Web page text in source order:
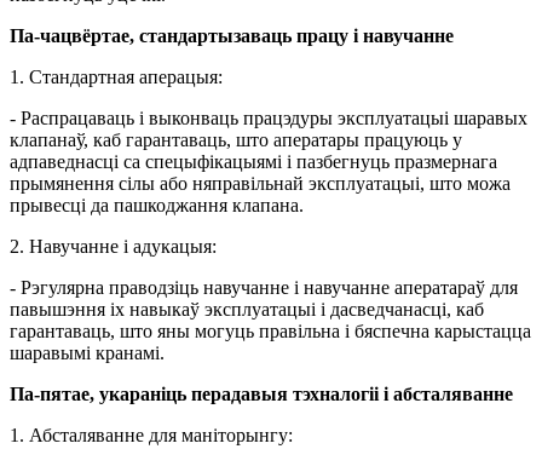
Па-чацвёртае, стандартызаваць працу і навучанне
1. Стандартная аперацыя:
- Распрацаваць і выконваць працэдуры эксплуатацыі шаравых
клапанаў, каб гарантаваць, што аператары працуюць у
адпаведнасці са спецыфікацыямі і пазбегнуць празмернага
прымянення сілы або няправільнай эксплуатацыі, што можа
прывесці да пашкоджання клапана.
2. Навучанне і адукацыя:
- Рэгулярна праводзіць навучанне і навучанне аператараў для
павышэння іх навыкаў эксплуатацыі і дасведчанасці, каб
гарантаваць, што яны могуць правільна і бяспечна карыстацца
шаравымі кранамі.
Па-пятае, укараніць перадавыя тэхналогіі і абсталяванне
1. Абсталяванне для маніторынгу: